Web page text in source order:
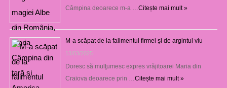
Câmpina deoarece m-a … Citește mai mult »
M-a scăpat de la falimentul firmei și de argintul viu
13/03/2025
Doresc să mulţumesc expres vrăjitoarei Maria din
Craiova deoarece prin … Citește mai mult »